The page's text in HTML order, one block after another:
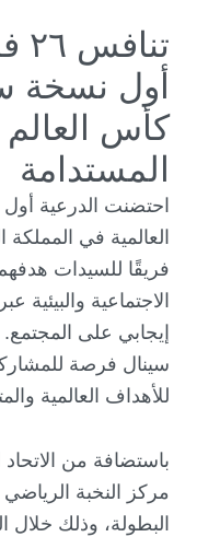
أول نسخة
كأس العالم
المستدامة
احتضنت الدرعية
فريقًا للسيدات
الاجتماعية
إيجابي على المجتمع.
سينال فرصة
للأهداف العالمية
باستضافة من
مركز النخبة